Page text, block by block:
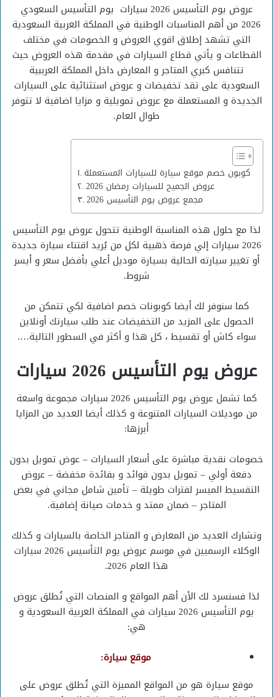
عروض يوم التأسيس 2026 سيارات يوم التأسيس السعودي
2026 من أهم المناسبات الوطنية في المملكة العربية السعودية
التي تشهد إطلاق اقوي العروض و الخصومات في مختلف
القطاعات و يأتي قطاع السيارات في مقدمة هذه العروض حيث
تتنافس كبري المتاجر و المعارض داخل المملكة العرببية
السعودية على تقد تخفيضات و عروض استثنائية على السيارات
الجديدة و المستعملة مع عروض تمويلية و مزايا اضافية لا تتوفر
طوال العام.
كوبون خصم موقع سيارة للسيارات المستعملة
عروض الجميح للسيارات رمضان 2026
مجمع عروض يوم التأسيس 2026
لذا مع حلول هذه المناسبة الوطنية تتحول عروض يوم التأسيس
2026 سيارات إلي فرصة ذهبية لكل من يُريد اقتناء سيارة جديدة
أو تغيير سيارته الحالية بسيارة موديل أعلي بأفضل سعر و أيسر
شروط.
كما سنوفر لك أيضا كوبونات خصم اضافية لكي تتمكن من
الحصول على المزيد من التخفيضات عند طلب سيارتك أونلاين
سواء كاش أو تقسيط ، كل هذا و أكثر في السطور التالية….
عروض يوم التأسيس 2026 سيارات
كما تشمل عروض يوم التأسيس 2026 سيارات مجموعة واسعة
من موديلات السيارات المتنوعة و كذلك أيضا العديد من المزايا
أبرزها:
خصومات نقدية مباشرة على أسعار السيارات – عوض تمويل بدون
دفعة أولي – تمويل بدون فوائد و بفائدة مخفضة – عروض
التقسيط الميسر لفترات طويلة – تأمين شامل مجاني في بعض
المتاجر – ضمان ممتد و خدمات صيانة إضافية.
وتشارك العديد من المعارض و المتاجر الخاصة بالسيارات و كذلك
الوكلاء الرسميين في موسم عروض يوم التأسيس 2026 سيارات
هذا العام 2026.
لذا فسنسرد لك الأن أهم المواقع و المنصات التي تُطلق عروض
يوم التأسيس 2026 سيارات في المملكة العربية السعودية و
هي:
موقع سيارة:
موقع سيارة هو من المواقع المميزة التي تُطلق عروض على